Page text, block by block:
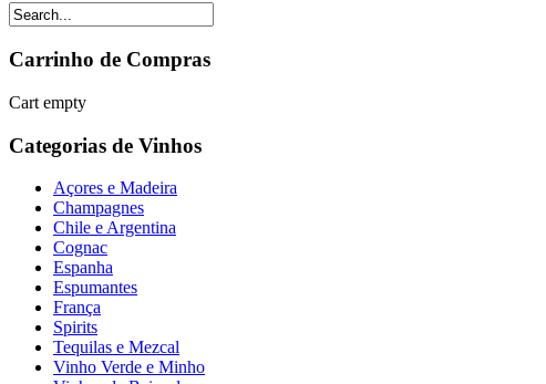
Carrinho de Compras
Cart empty
Categorias de Vinhos
Açores e Madeira
Champagnes
Chile e Argentina
Cognac
Espanha
Espumantes
França
Spirits
Tequilas e Mezcal
Vinho Verde e Minho